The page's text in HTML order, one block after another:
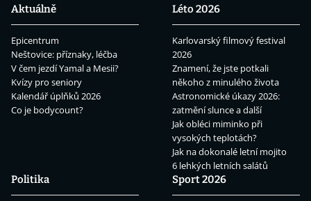
Aktuálně
Epicentrum
Neštovice: příznaky, léčba
V čem jezdí Yamal a Mesii?
Kvízy pro seniory
Kalendář úplňků 2026
Co je bodycount?
Léto 2026
Karlovarský filmový festival
2026
Znamení, že jste potkali
někoho z minulého života
Astronomické úkazy 2026:
zatmění slunce a další
Jak obléci miminko při
vysokých teplotách?
Jak na dokonalé letní mojito
6 lehkých letních salátů
Politika
Sport 2026